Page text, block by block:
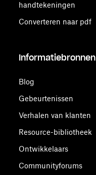
handtekeningen
Converteren naar pdf
Informatiebronnen
Blog
Gebeurtenissen
Verhalen van klanten
Resource-bibliotheek
Ontwikkelaars
Communityforums